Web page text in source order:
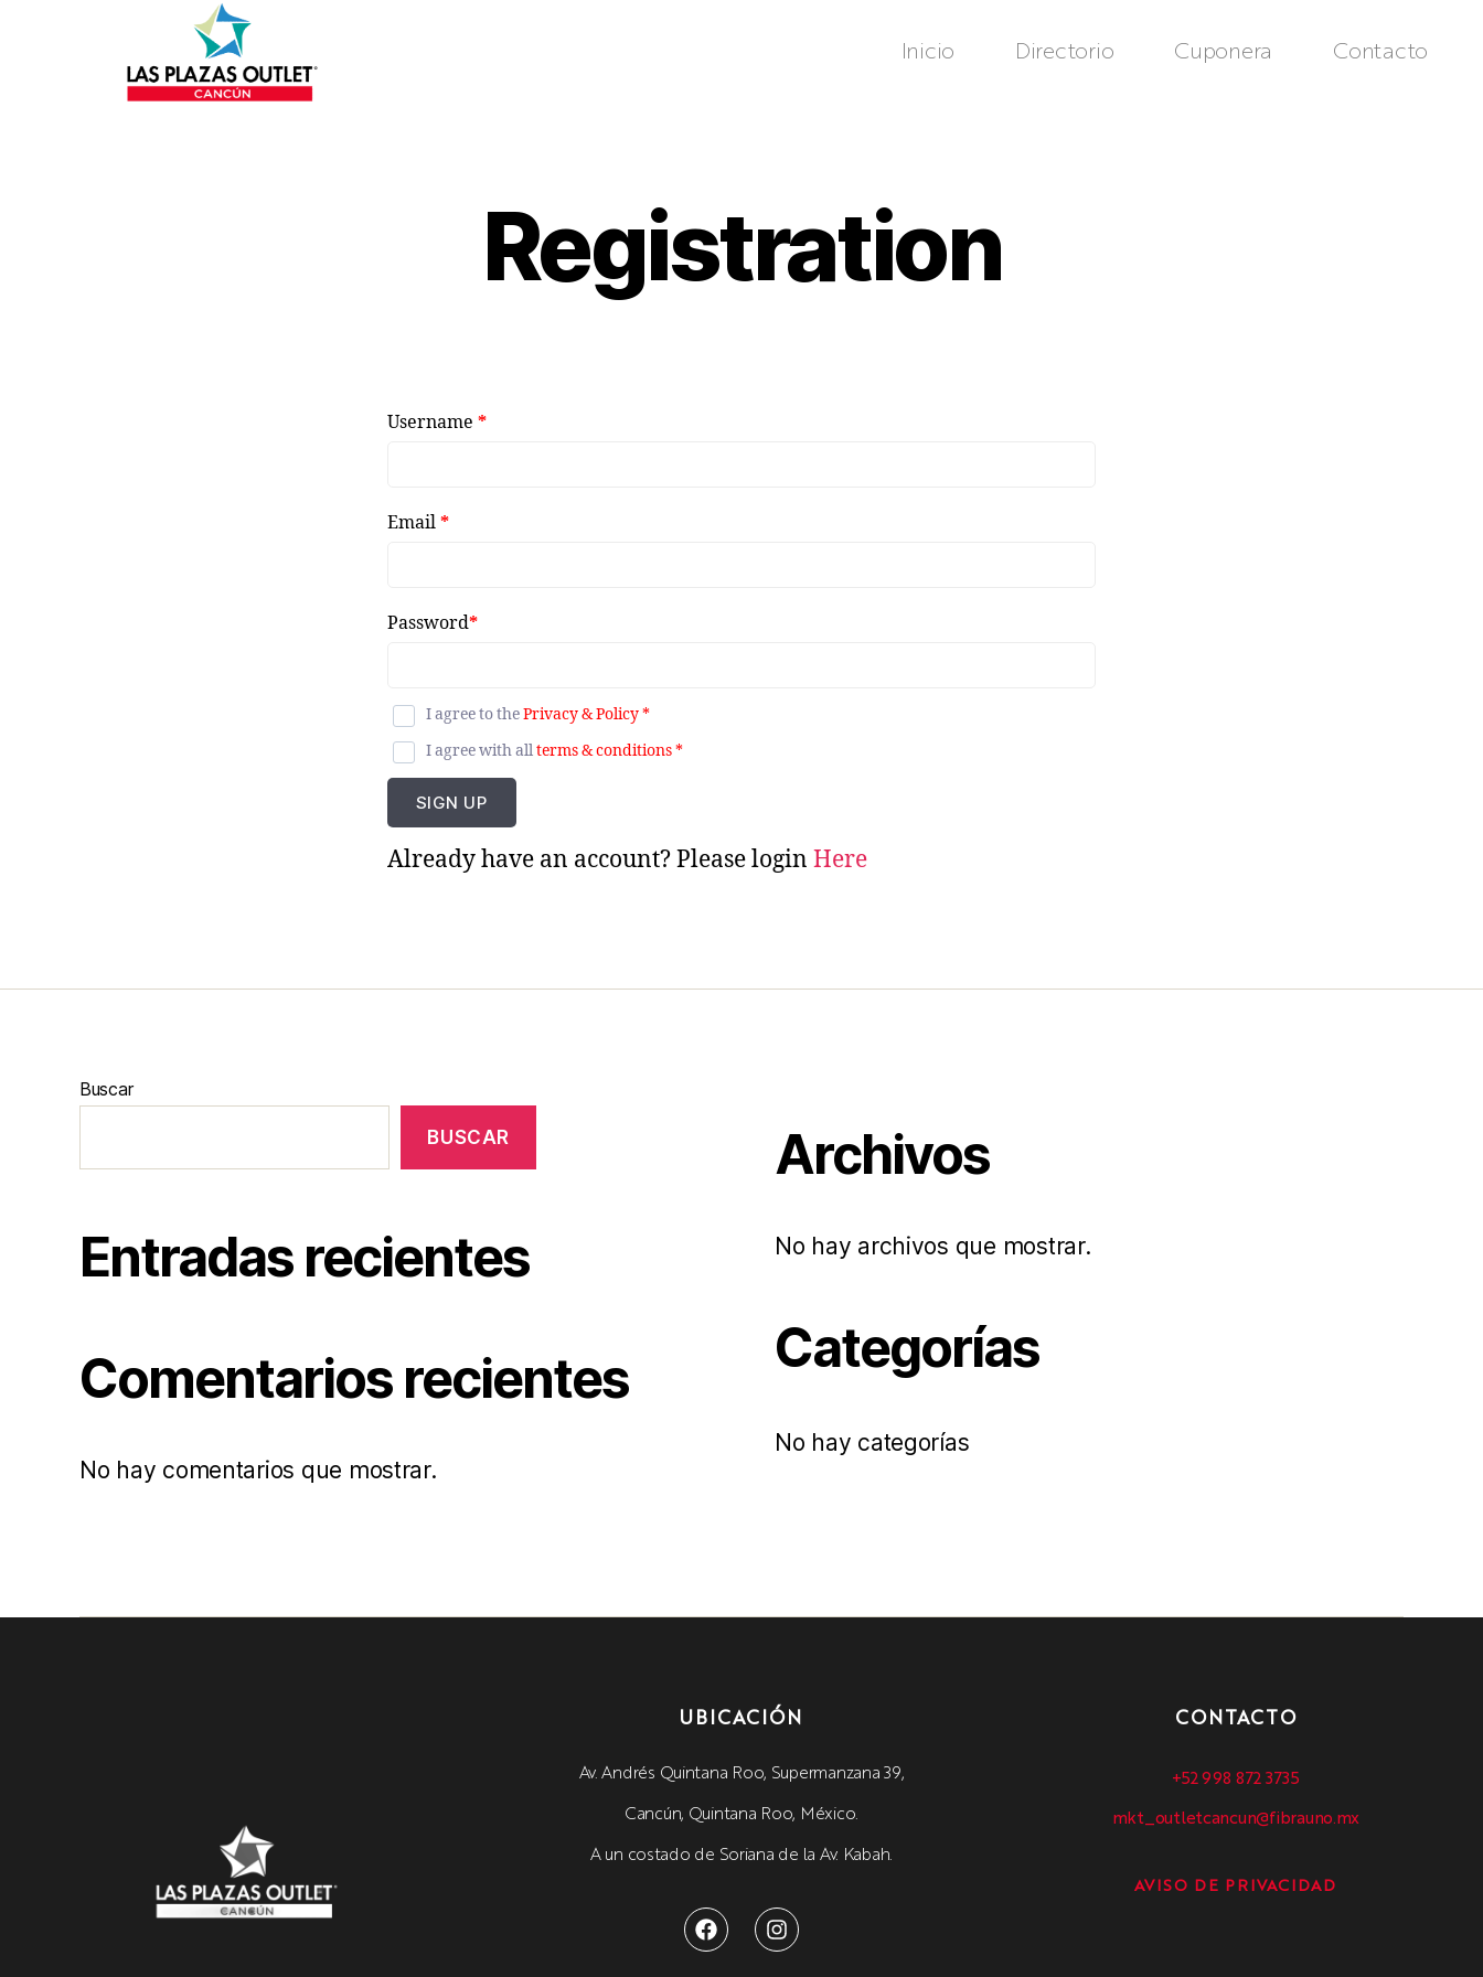
Inicio Directorio Cuponera Contacto
Registration
Username *
Email *
Password*
I agree to thePrivacy & Policy*
I agree with allterms & conditions*
SIGN UP
Already have an account? Please login Here
Buscar
BUSCAR
Entradas recientes
Comentarios recientes
No hay comentarios que mostrar.
Archivos
No hay archivos que mostrar.
Categorías
No hay categorías
UBICACIÓN
Av. Andrés Quintana Roo, Supermanzana 39,
Cancún, Quintana Roo, México.
A un costado de Soriana de la Av. Kabah.
CONTACTO
+52 998 872 3735
mkt_outletcancun@fibrauno.mx
AVISO DE PRIVACIDAD